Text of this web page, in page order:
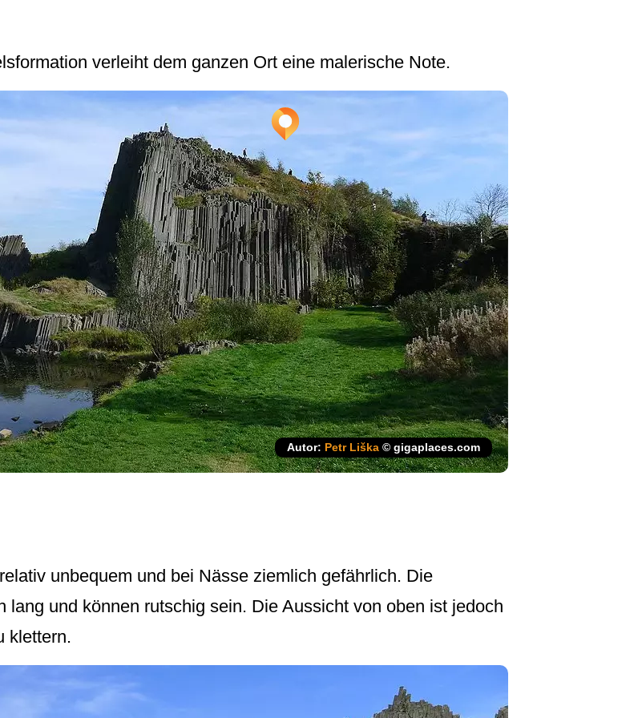
verleiht dem ganzen Ort eine malerische Note.
Autor: Petr Liška © gigaplaces.com
unbequem und bei Nässe ziemlich gefährlich. Die
lang und können rutschig sein. Die Aussicht von oben ist jedoch
klettern.